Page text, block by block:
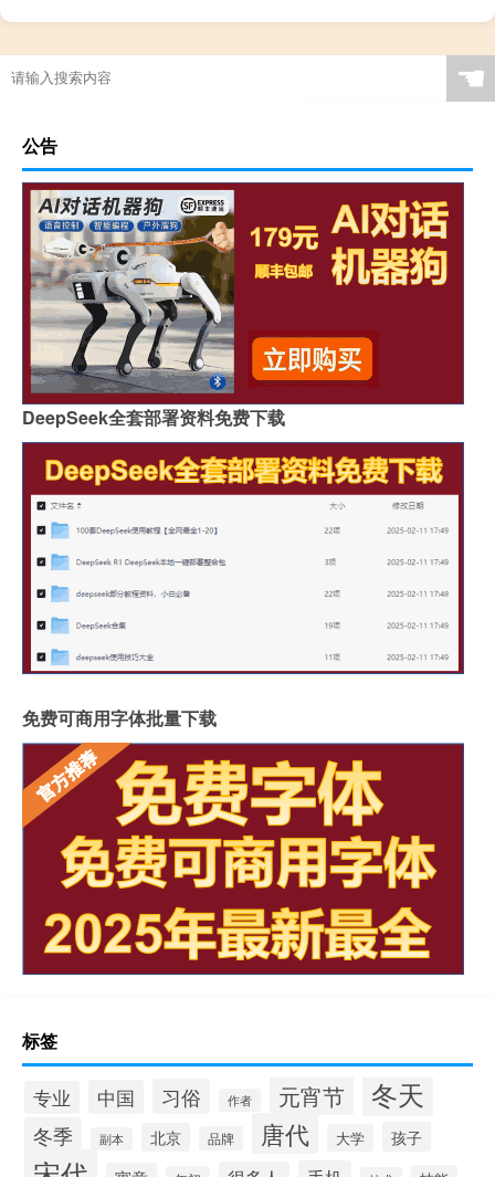
☚
公告
DeepSeek全套部署资料免费下载
免费可商用字体批量下载
标签
专业 中国 习俗 作者 元宵节 冬天
冬季 副本 北京 品牌 唐代 大学 孩子